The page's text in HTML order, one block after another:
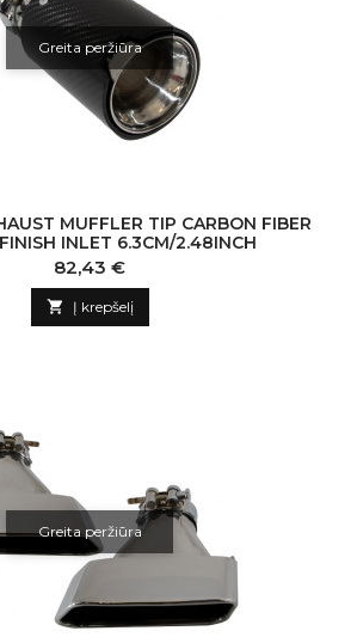
Greita peržiūra
MUFFLER TIP CARBON FIBER
INLET 6.3CM/2.48INCH
Kaina
82,43 €
 Į krepšelį
Greita peržiūra